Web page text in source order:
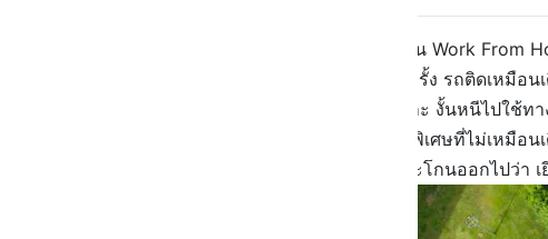
ช่วงก่อนหน้านี้หลายคนทำงานที่บ้าน Work From
จะ Come Back สู่ชีวิตที่คุ้นเคยอีกครั้ง รถติดเหมื
กลับมาทำงานที่ออฟฟิศเหมือนเดิมละ งั้นหนีไปใช้
ทุกวันหยุดพิเศษก็จะได้เจอกับความพิเศษที่ไม่เหมือ
ดีใจมากจนอยากรัวมือๆ พร้อมกับตะโกนออกไปว่า เ